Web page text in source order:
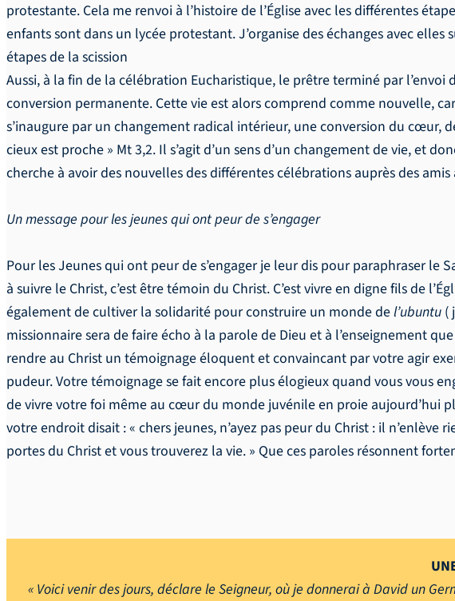
protestante. Cela me renvoi à l’histoire de l’Église avec les différentes
enfants sont dans un lycée protestant. J’organise des échanges avec
étapes de la scission
Aussi, à la fin de la célébration Eucharistique, le prêtre terminé par
conversion permanente. Cette vie est alors comprend comme nouvelle,
s’inaugure par un changement radical intérieur, une conversion du cœur,
cieux est proche » Mt 3,2. Il s’agit d’un sens d’un changement de vie, et
cherche à avoir des nouvelles des différentes célébrations auprès des
Un message pour les jeunes qui ont peur de s’engager
Pour les Jeunes qui ont peur de s’engager je leur dis pour paraphraser le
à suivre le Christ, c’est être témoin du Christ. C’est vivre en digne fils de
également de cultiver la solidarité pour construire un monde del’ubuntu (
missionnaire sera de faire écho à la parole de Dieu et à l’enseignement
rendre au Christ un témoignage éloquent et convaincant par votre agir
pudeur. Votre témoignage se fait encore plus élogieux quand vous vous
de vivre votre foi même au cœur du monde juvénile en proie aujourd’hui
votre endroit disait : « chers jeunes, n’ayez pas peur du Christ : il
portes du Christ et vous trouverez la vie. » Que ces paroles résonnent
« Voici venir des jours, déclare le Seigneur, où je donnerai à David un